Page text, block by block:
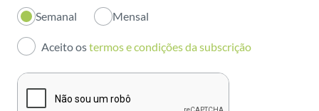
Investidores
Publicações
Semanal Mensal
Aceito ostermos e condições da subscrição